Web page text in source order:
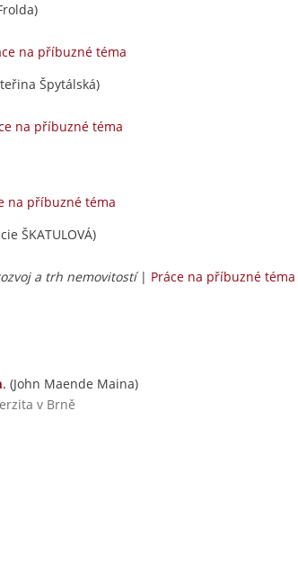
na příbuzné téma
Špytálská)
na příbuzné téma
na příbuzné téma
ŠKATULOVÁ)
a trh nemovitostí| Práce na příbuzné téma
(John Maende Maina)
v Brně